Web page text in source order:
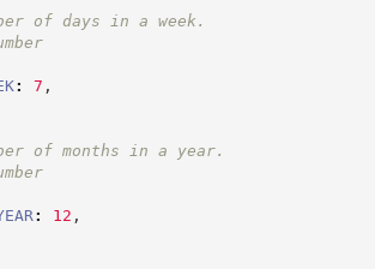
of days in a week.
: 7 ,
of months in a year.
: 12 ,